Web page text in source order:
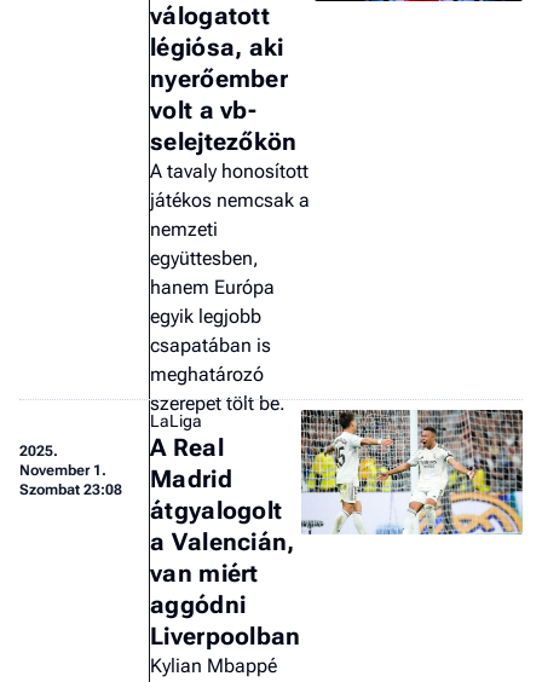
válogatott
légiósa, aki
nyerőember
volt a vb-
selejtezőkön
A tavaly honosított
játékos nemcsak a
nemzeti
együttesben,
hanem Európa
egyik legjobb
csapatában is
meghatározó
szerepet tölt be.
2025.
November 1.
Szombat 23:08
LaLiga
A Real
Madrid
átgyalogolt
a Valencián,
van miért
aggódni
Liverpoolban
Kylian Mbappé